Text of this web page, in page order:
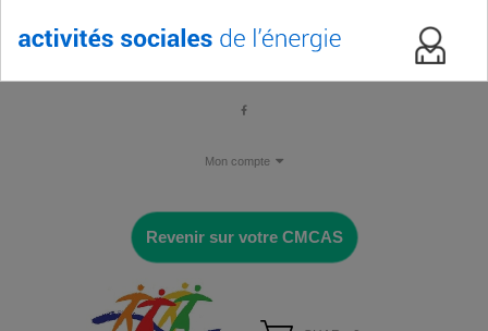
Mon compte
Revenir sur votre CMCAS